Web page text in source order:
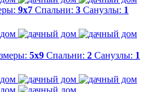
9х7 Спальни: 3 Санузлы: 1
5х9 Спальни: 2 Санузлы: 1